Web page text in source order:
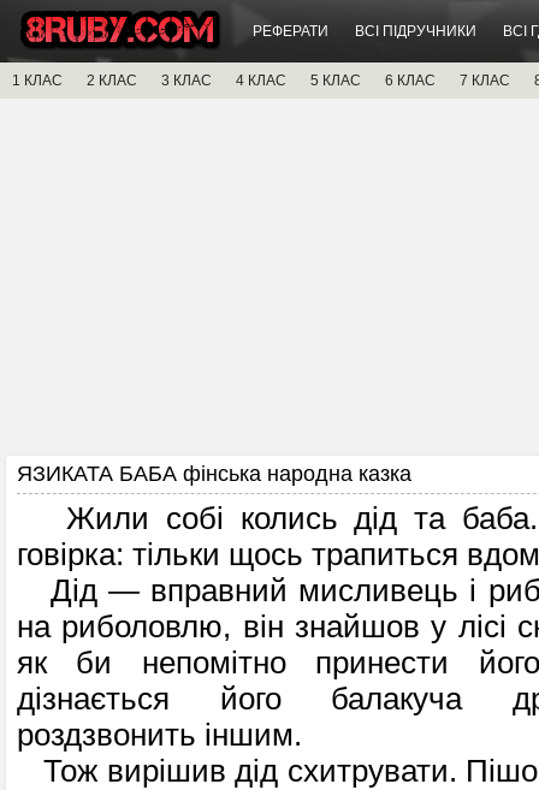
РЕФЕРАТИ ВСІ ПІДРУЧНИКИ ВСІ
1 КЛАС 2 КЛАС 3 КЛАС 4 КЛАС 5 КЛАС 6 КЛАС 7 КЛАС
ЯЗИКАТА БАБА фінська народна казка
Жили собі колись дід та
говірка: тільки щось трапиться
Дід — вправний мисливець і
на риболовлю, він знайшов у лісі
як би непомітно принести
дізнається його балакуча
роздзвонить іншим.
Тож вирішив дід схитрувати.